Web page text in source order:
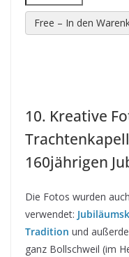
Free – In den
10. Kreative
160jährigen
Die Fotos wurden
verwendet:
Tradition und
ganz Bollschweil (im